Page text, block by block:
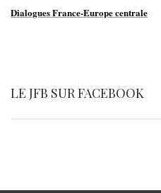
Dialogues France-Europe centrale
LE JFB SUR FACEBOOK